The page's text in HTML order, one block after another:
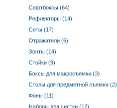
Софтбоксы (64)
Рефлекторы (14)
Соты (17)
Отражатели (6)
Зонты (14)
Стойки (9)
Боксы для макросъемки (3)
Столы для предметной съемки (2)
Фоны (11)
Наборы для чистки (12)